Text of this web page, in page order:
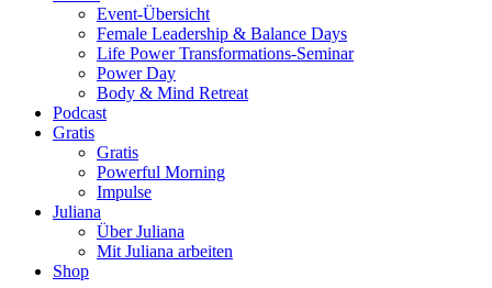
Event-Übersicht
Female Leadership & Balance Days
Life Power Transformations-Seminar
Power Day
Body & Mind Retreat
Podcast
Gratis
Gratis
Powerful Morning
Impulse
Juliana
Über Juliana
Mit Juliana arbeiten
Shop